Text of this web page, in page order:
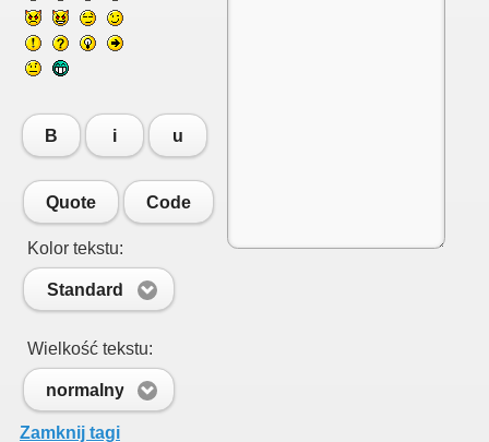
B i u
Quote Code
Kolor tekstu:
Standard
Wielkość tekstu:
normalny
Zamknij tagi